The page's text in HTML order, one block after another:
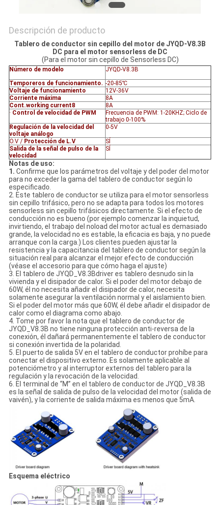
PRIVACIDAD
Descripción de producto
Tablero de conductor sin cepillo del motor de JYQD-V8.3B
DC para el motor sensorless de DC
(Para el motor sin cepillo de Sensorless DC)
Número de modelo
JYQD-V8.3B
Temporeros de funcionamiento. -20-85℃
Voltaje de funcionamiento
12V-36V
Corriente máxima
8A
Cont.working current8
8A
· Control de velocidad de PWM
Frecuencia de PWM: 1-20KHZ; Ciclo de
trabajo 0-100%
Regulación de la velocidad del
voltaje análogo
0-5V
O.V / Protección de L.V
SÍ
Salida de la señal de pulso de la
velocidad
SÍ
Notas de uso:
1. Confirme que los parámetros del voltaje y del poder del motor
para no exceder la gama del tablero de conductor según lo
especificado.
2. Este tablero de conductor se utiliza para el motor sensorless
sin cepillo trifásico, pero no se adapta para todos los motores
sensorless sin cepillo trifásicos directamente. Si el efecto de
conducción no es bueno (por ejemplo comenzar la inquietud,
invirtiendo, el trabajo del noload del motor actual es demasiado
grande, la velocidad no es estable, la eficacia es baja, y no puede
arranque con la carga.) Los clientes pueden ajustar la
resistencia y la capacitancia del tablero de conductor según la
situación real para alcanzar el mejor efecto de conducción
(véase el accesorio para que cómo haga el ajuste)
3. El tablero de JYQD_V8.3Bdriver es tablero desnudo sin la
vivienda y el disipador de calor. Si el poder del motor debajo de
60W, él no necesita añadir el disipador de calor, necesita
solamente asegurar la ventilación normal y el aislamiento bien.
Si el poder del motor más que 60W, él debe añadir el disipador de
calor como el diagrama como abajo.
4. Tome por favor la nota que el tablero de conductor de
JYQD_V8.3B no tiene ninguna protección anti-reversa de la
conexión, él dañará permanentemente el tablero de conductor
si conexión invertida de la polaridad.
5. El puerto de salida 5V en el tablero de conductor prohíbe para
conectar el dispositivo externo. Es solamente aplicable al
potenciómetro y al interruptor externos del tablero para la
regulación y la revocación de la velocidad.
6. El terminal de “M” en el tablero de conductor de JYQD_V8.3B
es la señal de salida de pulso de la velocidad del motor (salida de
vaivén), y la corriente de salida máxima es menos que 5mA.
Esquema eléctrico